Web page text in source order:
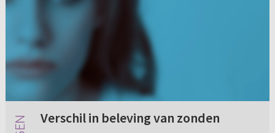
Verschil in beleving van zonden